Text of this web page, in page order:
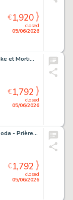
closed
05/06/2026
€1,920
Antoine AUBIN (né en 1967) Blake et Mortimer - L'onde...
closed
05/06/2026
€1,792
Bruno GAZZOTTI (né en 1970) Soda - Prières et balistique Encre...
closed
05/06/2026
€1,792